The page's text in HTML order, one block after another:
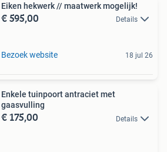
Eiken hekwerk // maatwerk mogelijk!
€ 595,00 Details
Bezoek website 18 jul 26
Enkele tuinpoort antraciet met
gaasvulling
€ 175,00 Details